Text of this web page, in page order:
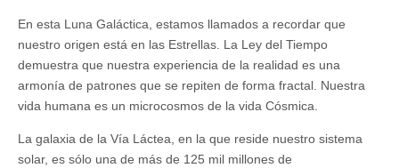
En esta Luna Galáctica, estamos llamados a recordar que
nuestro origen está en las Estrellas. La Ley del Tiempo
demuestra que nuestra experiencia de la realidad es una
armonía de patrones que se repiten de forma fractal. Nuestra
vida humana es un microcosmos de la vida Cósmica.
La galaxia de la Vía Láctea, en la que reside nuestro sistema
solar, es sólo una de más de 125 mil millones de